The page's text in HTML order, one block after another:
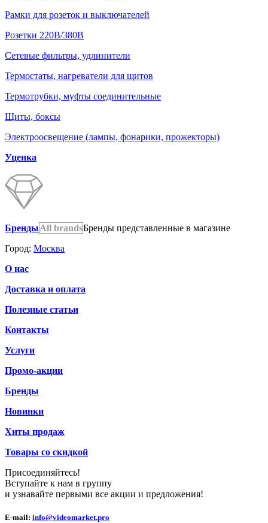
Рамки для розеток и выключателей
Розетки 220В/380В
Сетевые фильтры, удлинители
Термостаты, нагреватели для щитов
Термотрубки, муфты соединительные
Щиты, боксы
Электроосвещение (лампы, фонарики, прожекторы)
Уценка
БрендыAll brandsБренды представленные в магазине
Город: Москва
О нас
Доставка и оплата
Полезные статьи
Контакты
Услуги
Промо-акции
Бренды
Новинки
Хиты продаж
Товары со скидкой
Присоединяйтесь!
Вступайте к нам в группу
и узнавайте первыми все акции и предложения!
E-mail: info@videomarket.pro